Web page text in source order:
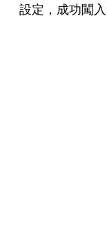
設定，成功闖入